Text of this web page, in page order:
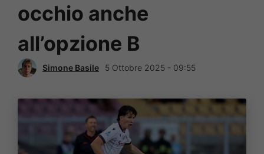
occhio anche
all’opzione B
Simone Basile 5 Ottobre 2025 - 09:55